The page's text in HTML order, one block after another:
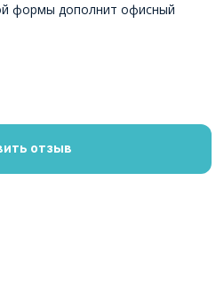
формы дополнит офисный
отзыв